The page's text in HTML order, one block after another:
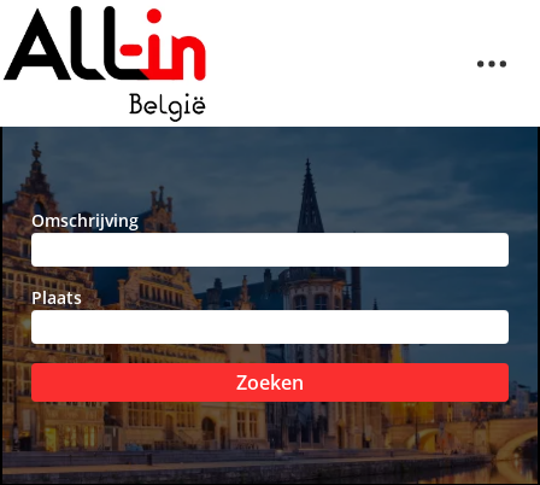
Omschrijving
Plaats
Zoeken